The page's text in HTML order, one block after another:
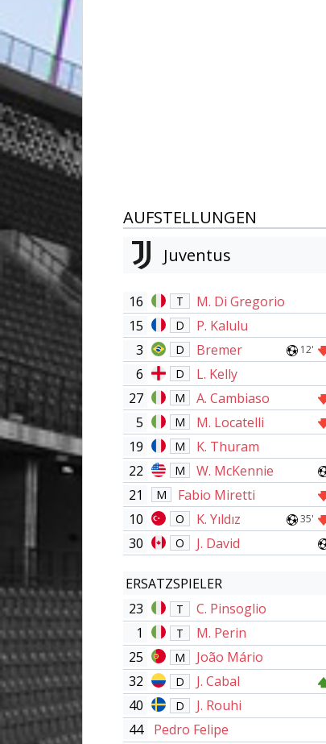
AUFSTELLUNGEN
Juventus
16 T M. Di Gregorio
15 D P. Kalulu
3 D Bremer 12'
6 D L. Kelly
27 M A. Cambiaso
5 M M. Locatelli
19 M K. Thuram
22 M W. McKennie
21 M Fabio Miretti
10 O K. Yıldız 35'
30 O J. David
ERSATZSPIELER
23
T
C. Pinsoglio
1
T
M. Perin
25
M
João Mário
32
D J. Cabal
40 D
J. Rouhi
44
Pedro Felipe